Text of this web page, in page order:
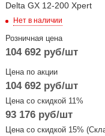
Delta GX 12-200 Xpert
Нет в наличии
Розничная цена
104 692руб/шт
Цена по акции
104 692руб/шт
Цена со скидкой 11%
93 176руб/шт
Цена со скидкой 15%